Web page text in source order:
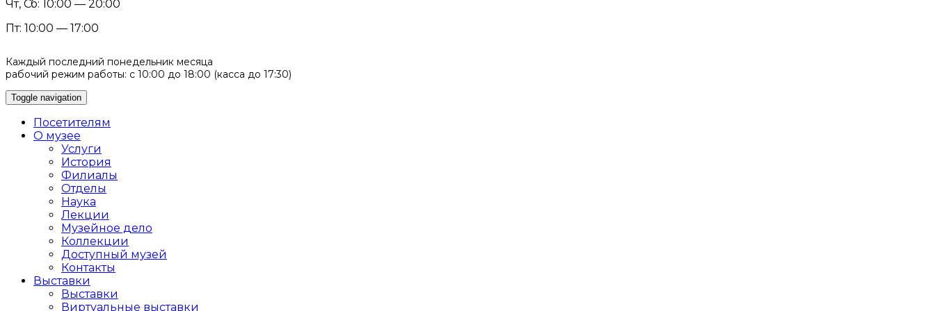
Чт, Сб: 10:00 — 20:00
Пт: 10:00 — 17:00
Каждый последний понедельник месяца
рабочий режим работы: с 10:00 до 18:00 (касса до 17:30)
Toggle navigation
Посетителям
О музее
Услуги
История
Филиалы
Отделы
Наука
Лекции
Музейное дело
Коллекции
Доступный музей
Контакты
Выставки
Выставки
Виртуальные выставки